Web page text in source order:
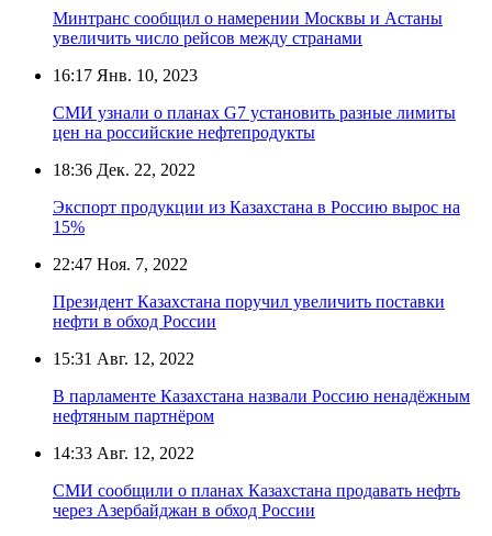
Минтранс сообщил о намерении Москвы и Астаны
увеличить число рейсов между странами
16:17 Янв. 10, 2023
СМИ узнали о планах G7 установить разные лимиты
цен на российские нефтепродукты
18:36 Дек. 22, 2022
Экспорт продукции из Казахстана в Россию вырос на
15%
22:47 Ноя. 7, 2022
Президент Казахстана поручил увеличить поставки
нефти в обход России
15:31 Авг. 12, 2022
В парламенте Казахстана назвали Россию ненадёжным
нефтяным партнёром
14:33 Авг. 12, 2022
СМИ сообщили о планах Казахстана продавать нефть
через Азербайджан в обход России